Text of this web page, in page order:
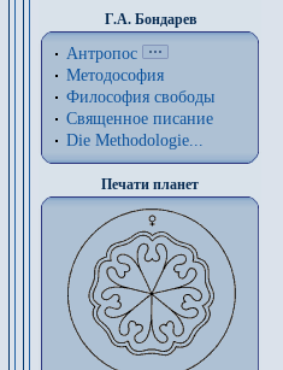
Г.А. Бондарев
Антропос
Методософия
Философия cвободы
Священное писание
Die Methodologie...
Печати планет